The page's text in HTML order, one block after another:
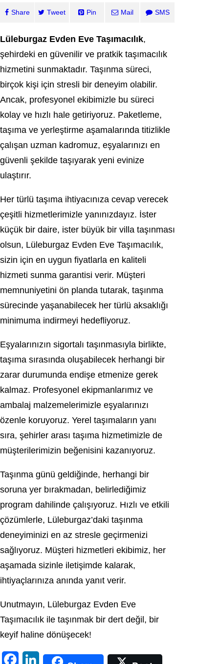
Share Tweet Pin Mail SMS
Lüleburgaz Evden Eve Taşımacılık,
şehirdeki en güvenilir ve pratkik taşımacılık
hizmetini sunmaktadır. Taşınma süreci,
birçok kişi için stresli bir deneyim olabilir.
Ancak, profesyonel ekibimizle bu süreci
kolay ve hızlı hale getiriyoruz. Paketleme,
taşıma ve yerleştirme aşamalarında titizlikle
çalışan uzman kadromuz, eşyalarınızı en
güvenli şekilde taşıyarak yeni evinize
ulaştırır.
Her türlü taşıma ihtiyacınıza cevap verecek
çeşitli hizmetlerimizle yanınızdayız. İster
küçük bir daire, ister büyük bir villa taşınması
olsun, Lüleburgaz Evden Eve Taşımacılık,
sizin için en uygun fiyatlarla en kaliteli
hizmeti sunma garantisi verir. Müşteri
memnuniyetini ön planda tutarak, taşınma
sürecinde yaşanabilecek her türlü aksaklığı
minimuma indirmeyi hedefliyoruz.
Eşyalarınızın sigortalı taşınmasıyla birlikte,
taşıma sırasında oluşabilecek herhangi bir
zarar durumunda endişe etmenize gerek
kalmaz. Profesyonel ekipmanlarımız ve
ambalaj malzemelerimizle eşyalarınızı
özenle koruyoruz. Yerel taşımaların yanı
sıra, şehirler arası taşıma hizmetimizle de
müşterilerimizin beğenisini kazanıyoruz.
Taşınma günü geldiğinde, herhangi bir
soruna yer bırakmadan, belirlediğimiz
program dahilinde çalışıyoruz. Hızlı ve etkili
çözümlerle, Lüleburgaz’daki taşınma
deneyiminizi en az stresle geçirmenizi
sağlıyoruz. Müşteri hizmetleri ekibimiz, her
aşamada sizinle iletişimde kalarak,
ihtiyaçlarınıza anında yanıt verir.
Unutmayın, Lüleburgaz Evden Eve
Taşımacılık ile taşınmak bir dert değil, bir
keyif haline dönüşecek!